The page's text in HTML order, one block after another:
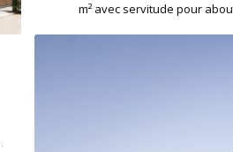
m² avec servitude pour